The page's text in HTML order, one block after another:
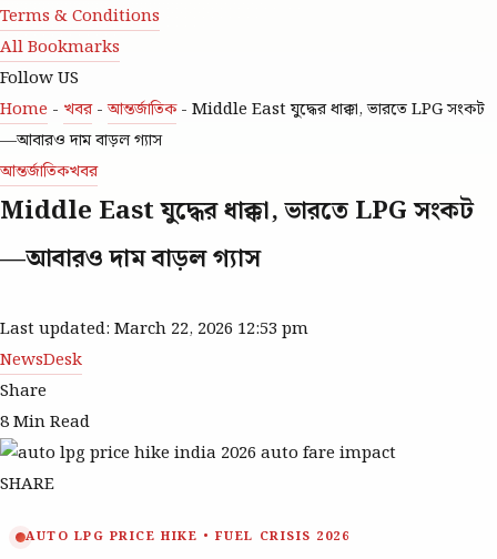
Terms & Conditions
All Bookmarks
Follow US
Home - খবর-আন্তর্জাতিক- Middle East যুদ্ধের ধাক্কা, ভারতে LPG সংকট
—আবারও দাম বাড়ল গ্যাস
আন্তর্জাতিকখবর
Middle East যুদ্ধের ধাক্কা, ভারতে LPG সংকট
—আবারও দাম বাড়ল গ্যাস
Last updated: March 22, 2026 12:53 pm
NewsDesk
Share
8 Min Read
SHARE
AUTO LPG PRICE HIKE • FUEL CRISIS 2026